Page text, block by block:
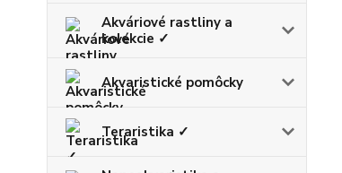
Akváriové rastliny a
kolekcie ✓
Akvaristické pomôcky
Teraristika ✓